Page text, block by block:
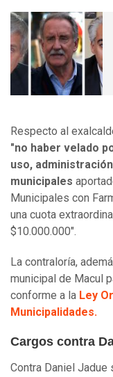
Respecto al
"no haber velado
uso,
municipales
Municipales con
una cuota
$10.000.000".
La contraloría,
municipal de Macul
conforme a la Ley
Municipalidades.
Cargos contra
Contra Daniel